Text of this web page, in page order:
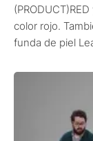
color rojo.
funda de piel